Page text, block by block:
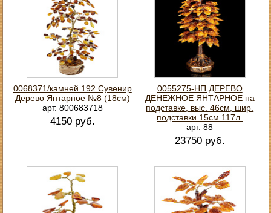
0068371/камней 192 Сувенир
Дерево Янтарное №8 (18см)
арт. 800683718
4150 руб.
0055275-НП ДЕРЕВО
ДЕНЕЖНОЕ ЯНТАРНОЕ на
подставке, выс. 46см, шир.
подставки 15см 117л.
арт. 88
23750 руб.